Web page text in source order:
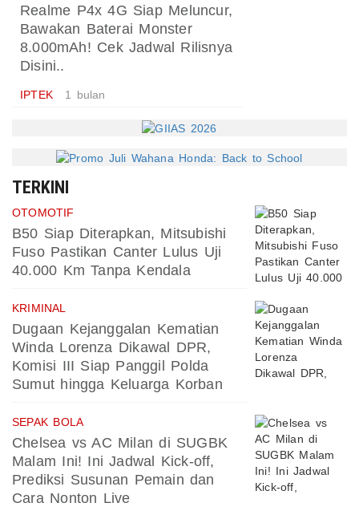
Realme P4x 4G Siap Meluncur,
Bawakan Baterai Monster
8.000mAh! Cek Jadwal Rilisnya
Disini..
IPTEK 1 bulan
TERKINI
OTOMOTIF
B50 Siap Diterapkan, Mitsubishi
Fuso Pastikan Canter Lulus Uji
40.000 Km Tanpa Kendala
KRIMINAL
Dugaan Kejanggalan Kematian
Winda Lorenza Dikawal DPR,
Komisi III Siap Panggil Polda
Sumut hingga Keluarga Korban
SEPAK BOLA
Chelsea vs AC Milan di SUGBK
Malam Ini! Ini Jadwal Kick-off,
Prediksi Susunan Pemain dan
Cara Nonton Live